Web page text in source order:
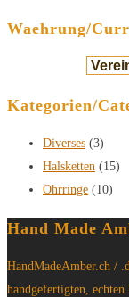
Waehrung/
Kategorien/
Diverses (3)
Halsketten (15)
Ohrringe (10)
Hand Made
HandMadeAmber.ch /
handgefertigten,